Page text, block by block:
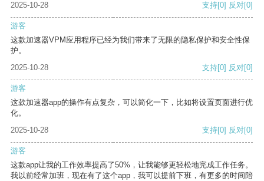
2025-10-28
支持[0] 反对[0]
游客
这款加速器VPM应用程序已经为我们带来了无限的隐私保护和安全性保
护。
2025-10-28
支持[0] 反对[0]
游客
这款加速器app的操作有点复杂，可以简化一下，比如将设置页面进行优
化。
2025-10-28
支持[0] 反对[0]
游客
这款app让我的工作效率提高了50%，让我能够更轻松地完成工作任务。
我以前经常加班，现在有了这个app，我可以提前下班，有更多的时间陪